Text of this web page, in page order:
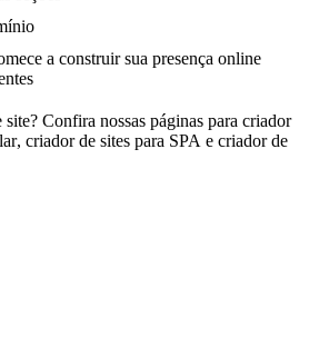
a construir sua presença online
Confira nossas páginas para criador
, criador de sites para SPA e criador de